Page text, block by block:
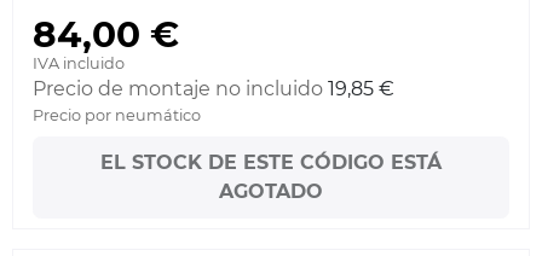
84,00 €
IVA incluido
Precio de montaje no incluido 19,85 €
Precio por neumático
EL STOCK DE ESTE CÓDIGO ESTÁ
AGOTADO